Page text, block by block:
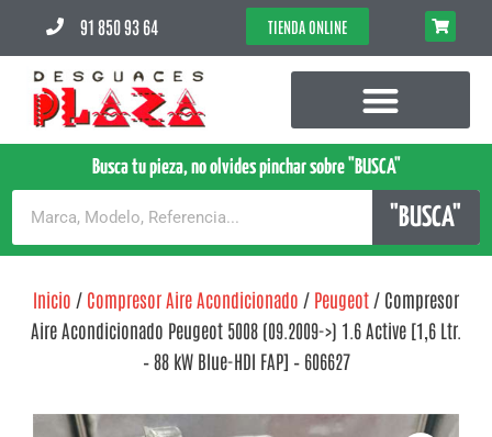
91 850 93 64 TIENDA ONLINE
Busca tu pieza, no olvides pinchar sobre "BUSCA"
"BUSCA"
Inicio / Compresor Aire Acondicionado / Peugeot / Compresor
Aire Acondicionado Peugeot 5008 (09.2009->) 1.6 Active [1,6 Ltr.
– 88 kW Blue-HDI FAP] – 606627